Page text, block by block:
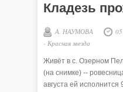
Кладезь
А. НАУМОВА
- Красная звезда
Живёт в с. Озерном
(на снимке) --
августа ей исполнится